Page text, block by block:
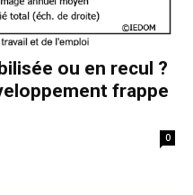
ou en recul ?
frappe
0